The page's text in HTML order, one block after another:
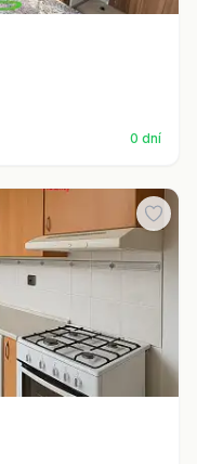
0 dní